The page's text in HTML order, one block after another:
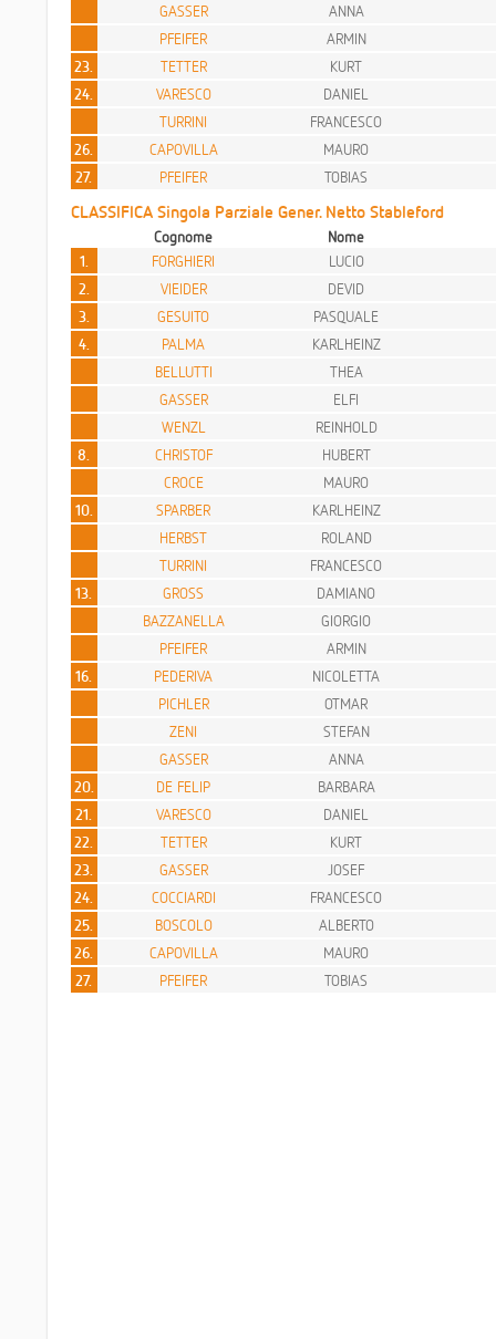
GASSER
ANNA
PFEIFER
ARMIN
23.
TETTER
KURT
24.
VARESCO
DANIEL
TURRINI
FRANCESCO
26.
CAPOVILLA
MAURO
27.
PFEIFER TOBIAS
CLASSIFICA Singola Parziale Gener. Netto Stableford
Cognome
Nome
1.
FORGHIERI
LUCIO
2.
VIEIDER
DEVID
3.
GESUITO
PASQUALE
4.
PALMA
KARLHEINZ
BELLUTTI
THEA
GASSER
ELFI
WENZL
REINHOLD
8.
CHRISTOF
HUBERT
CROCE
MAURO
10.
SPARBER
KARLHEINZ
HERBST
ROLAND
TURRINI
FRANCESCO
13.
GROSS
DAMIANO
BAZZANELLA
GIORGIO
PFEIFER
ARMIN
16.
PEDERIVA
NICOLETTA
PICHLER
OTMAR
ZENI
STEFAN
GASSER
ANNA
20.
DE FELIP
BARBARA
21.
VARESCO
DANIEL
22.
TETTER
KURT
23.
GASSER
JOSEF
24.
COCCIARDI
FRANCESCO
25.
BOSCOLO
ALBERTO
26.
CAPOVILLA
MAURO
27.
PFEIFER TOBIAS